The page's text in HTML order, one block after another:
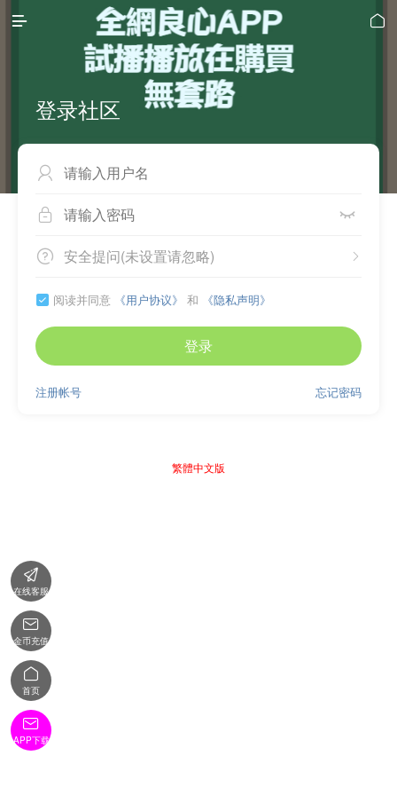
 
登录社区

 
 
安全提问(未设置请忽略)
 阅读并同意 《用户协议》 和 《隐私声明》
登录
忘记密码
注册帐号
繁體中文版

在线客服

金币充值

首页

APP下载